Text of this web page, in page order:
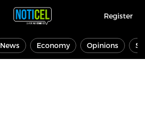
Register
News Economy Opinions